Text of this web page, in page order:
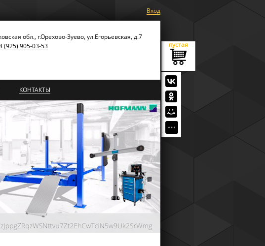
Вход
пустая
обл., г.Орехово-Зуево, ул.Егорьевская, д.7
(925) 905-03-53
КОНТАКТЫ